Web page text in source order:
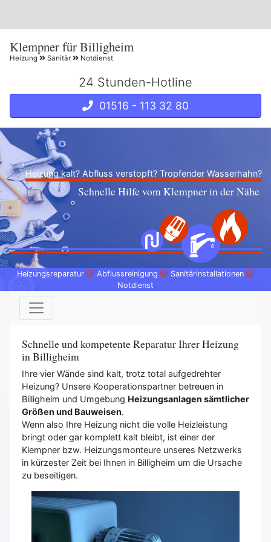
Klempner für Billigheim
Heizung Sanitär Notdienst
24 Stunden-Hotline
01516 - 113 32 80
Heizung kalt? Abfluss verstopft? Tropfender Wasserhahn?
Schnelle Hilfe vom Klempner in der Nähe
Heizungsreparatur Abflussreinigung
Sanitärinstallationen
Notdienst
Schnelle und kompetente Reparatur Ihrer Heizung
in Billigheim
Ihre vier Wände sind kalt, trotz total aufgedrehter
Heizung? Unsere Kooperationspartner betreuen in
Billigheim und Umgebung Heizungsanlagen sämtlicher
Größen und Bauweisen.
Wenn also Ihre Heizung nicht die volle Heizleistung
bringt oder gar komplett kalt bleibt, ist einer der
Klempner bzw. Heizungsmonteure unseres Netzwerks
in kürzester Zeit bei Ihnen in Billigheim um die Ursache
zu beseitigen.